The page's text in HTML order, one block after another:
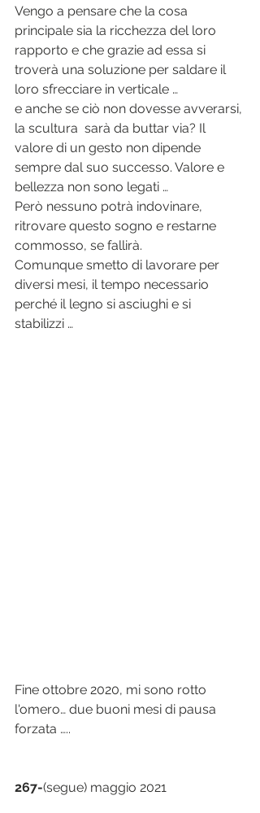
Vengo a pensare che la cosa
principale sia la ricchezza del loro
rapporto e che grazie ad essa si
troverà una soluzione per saldare il
loro sfrecciare in verticale …
e anche se ciò non dovesse avverarsi,
la scultura  sarà da buttar via? Il
valore di un gesto non dipende
sempre dal suo successo. Valore e
bellezza non sono legati …
Però nessuno potrà indovinare,
ritrovare questo sogno e restarne
commosso, se fallirà.
Comunque smetto di lavorare per
diversi mesi, il tempo necessario
perché il legno si asciughi e si
stabilizzi …
Fine ottobre 2020, mi sono rotto
l'omero… due buoni mesi di pausa
forzata …..
267-(segue) maggio 2021